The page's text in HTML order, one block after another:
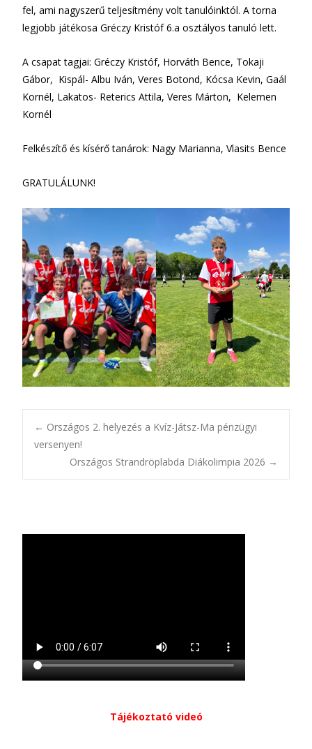
fel, ami nagyszerű teljesítmény volt tanulóinktól. A torna
legjobb játékosa Gréczy Kristóf 6.a osztályos tanuló lett.
A csapat tagjai: Gréczy Kristóf, Horváth Bence, Tokaji
Gábor, Kispál- Albu Iván, Veres Botond, Kócsa Kevin, Gaál
Kornél, Lakatos- Reterics Attila, Veres Márton, Kelemen
Kornél
Felkészítő és kísérő tanárok: Nagy Marianna, Vlasits Bence
GRATULÁLUNK!
← Országos 2. helyezés a Kvíz-Játsz-Ma pénzügyi
versenyen!
Országos Strandröplabda Diákolimpia 2026 →
Tájékoztató videó